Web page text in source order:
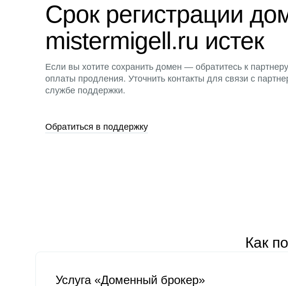
Срок регистрации
mistermigell.ru истек
Если вы хотите сохранить домен — обратитесь к
оплаты продления. Уточнить контакты для связи с
службе поддержки.
Обратиться в поддержку
Как
Услуга «Доменный брокер»